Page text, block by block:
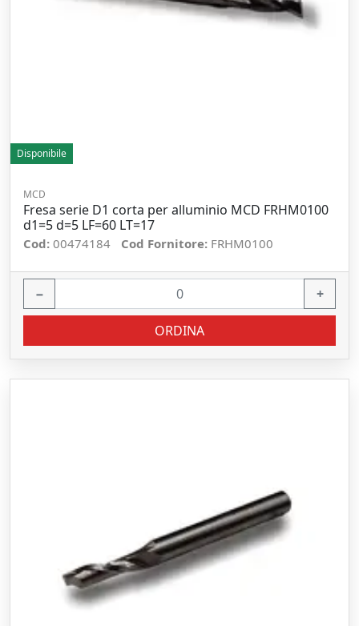
Disponibile
MCD
Fresa serie D1 corta per alluminio MCD FRHM0100
d1=5 d=5 LF=60 LT=17
Cod: 00474184 Cod Fornitore: FRHM0100
− +
ORDINA